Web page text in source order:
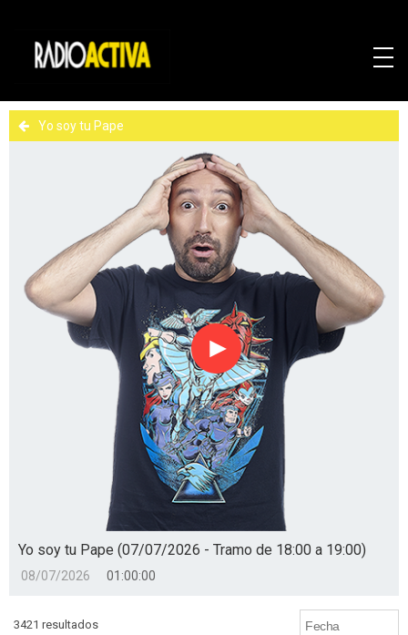
Yo soy tu Pape
Reproducir
Yo soy tu Pape (07/07/2026 - Tramo de 18:00 a 19:00)
08/07/2026 01:00:00
3421 resultados